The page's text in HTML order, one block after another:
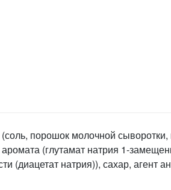
порошок молочной
(глутамат натрия 1-
(диацетат натрия)), сахар, агент